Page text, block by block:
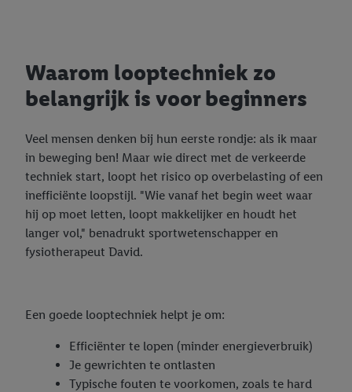
Waarom looptechniek zo
belangrijk is voor beginners
Veel mensen denken bij hun eerste rondje: als ik maar
in beweging ben! Maar wie direct met de verkeerde
techniek start, loopt het risico op overbelasting of een
inefficiënte loopstijl. "Wie vanaf het begin weet waar
hij op moet letten, loopt makkelijker en houdt het
langer vol," benadrukt sportwetenschapper en
fysiotherapeut David.
Een goede looptechniek helpt je om:
Efficiënter te lopen (minder energieverbruik)
Je gewrichten te ontlasten
Typische fouten te voorkomen, zoals te hard